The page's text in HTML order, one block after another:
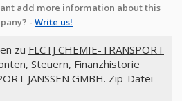
add more information about this
- Write us!
zu FLCTJ CHEMIE-TRANSPORT
Steuern, Finanzhistorie
JANSSEN GMBH. Zip-Datei